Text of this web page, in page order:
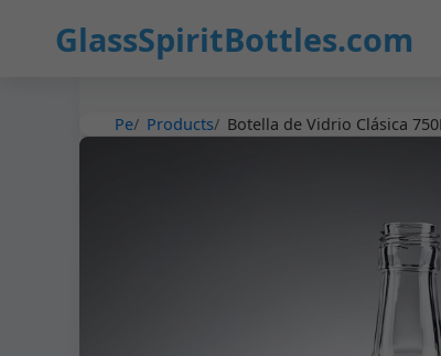
GlassSpiritBottles.com
Pe Products Botella de Vidrio Clásica